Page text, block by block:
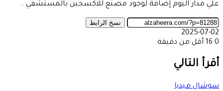
علي مدار اليوم إضافة لوجود مصنع للاكسجين بالمستشفي ..
نسخ الرابط
2025-07-02
0
أقل من دقيقة
عبر
البريد
أقرأ التالي
سوشال ميديا